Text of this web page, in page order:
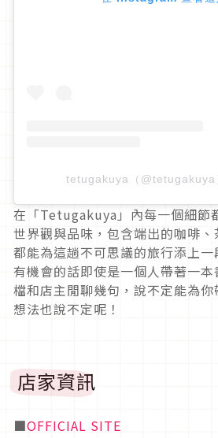
tetugakuya（@tetugakuya
在「Tetugakuya」內每一個細節
世界觀與品味，包含端出的咖啡
都能為這趟不可思議的旅行添上
有機會的話即使是一個人帶著一
檔和店主閒聊幾句，說不定能為
想法也說不定呢！
店家資訊
■OFFICIAL SITE